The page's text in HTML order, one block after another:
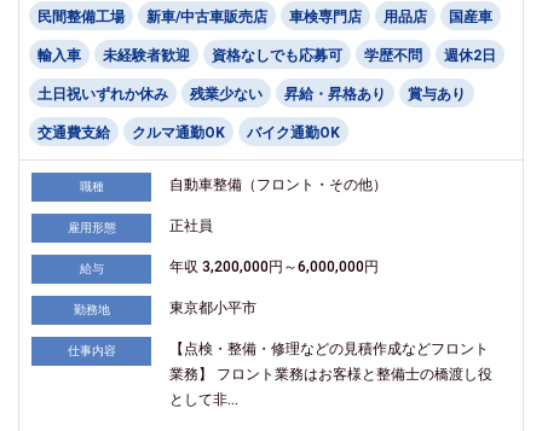
民間整備工場 新車/中古車販売店 車検専門店 用品店 国産車
輸入車 未経験者歓迎 資格なしでも応募可 学歴不問 週休2日
土日祝いずれか休み 残業少ない 昇給・昇格あり 賞与あり
交通費支給 クルマ通勤OK バイク通勤OK
職種 自動車整備（フロント・その他）
雇用形態 正社員
給与 年収 3,200,000円～6,000,000円
勤務地 東京都小平市
仕事内容
【点検・整備・修理などの見積作成などフロント
業務】 フロント業務はお客様と整備士の橋渡し役
として非...